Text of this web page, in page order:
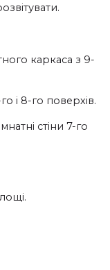
каркаса з 9-
і 8-го поверхів.
стіни 7-го